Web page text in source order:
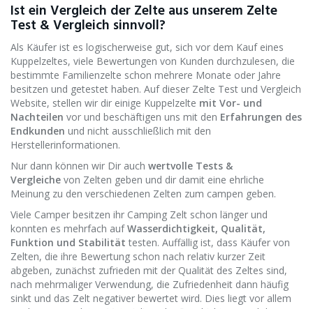
Ist ein Vergleich der Zelte aus unserem Zelte
Test & Vergleich sinnvoll?
Als Käufer ist es logischerweise gut, sich vor dem Kauf eines
Kuppelzeltes, viele Bewertungen von Kunden durchzulesen, die
bestimmte Familienzelte schon mehrere Monate oder Jahre
besitzen und getestet haben. Auf dieser Zelte Test und Vergleich
Website, stellen wir dir einige Kuppelzelte mit Vor- und
Nachteilen vor und beschäftigen uns mit den Erfahrungen des
Endkunden und nicht ausschließlich mit den
Herstellerinformationen.
Nur dann können wir Dir auch wertvolle Tests &
Vergleiche von Zelten geben und dir damit eine ehrliche
Meinung zu den verschiedenen Zelten zum campen geben.
Viele Camper besitzen ihr Camping Zelt schon länger und
konnten es mehrfach aufWasserdichtigkeit, Qualität,
Funktion und Stabilität testen. Auffällig ist, dass Käufer von
Zelten, die ihre Bewertung schon nach relativ kurzer Zeit
abgeben, zunächst zufrieden mit der Qualität des Zeltes sind,
nach mehrmaliger Verwendung, die Zufriedenheit dann häufig
sinkt und das Zelt negativer bewertet wird. Dies liegt vor allem